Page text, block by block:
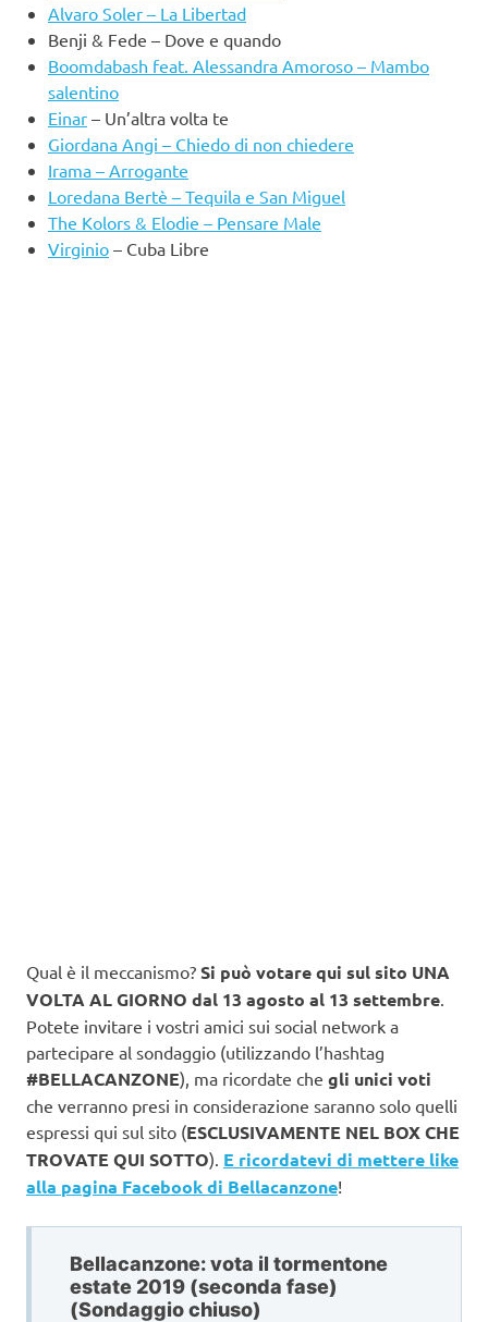
Alvaro Soler – La Libertad
Benji & Fede – Dove e quando
Boomdabash feat. Alessandra Amoroso – Mambo
salentino
Einar – Un’altra volta te
Giordana Angi – Chiedo di non chiedere
Irama – Arrogante
Loredana Bertè – Tequila e San Miguel
The Kolors & Elodie – Pensare Male
Virginio – Cuba Libre
Qual è il meccanismo? Si può votare qui sul sito UNA
VOLTA AL GIORNO dal 13 agosto al 13 settembre
Potete invitare i vostri amici sui social network a
partecipare al sondaggio (utilizzando l’hashtag
#BELLACANZONE), ma ricordate che gli unici voti
che verranno presi in considerazione saranno solo quelli
espressi qui sul sito (ESCLUSIVAMENTE NEL BOX CHE
TROVATE QUI SOTTO). E ricordatevi di mettere like
alla pagina Facebook di Bellacanzone!
Bellacanzone: vota il tormentone
estate 2019 (seconda fase)
(Sondaggio chiuso)